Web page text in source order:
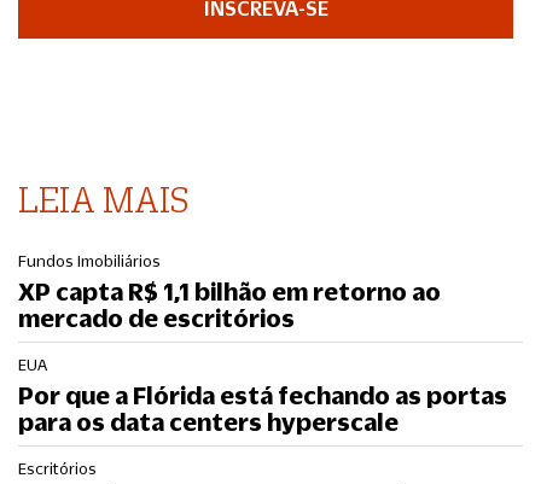
INSCREVA-SE
LEIA MAIS
Fundos Imobiliários
XP capta R$ 1,1 bilhão em retorno ao
mercado de escritórios
EUA
Por que a Flórida está fechando as portas
para os data centers hyperscale
Escritórios